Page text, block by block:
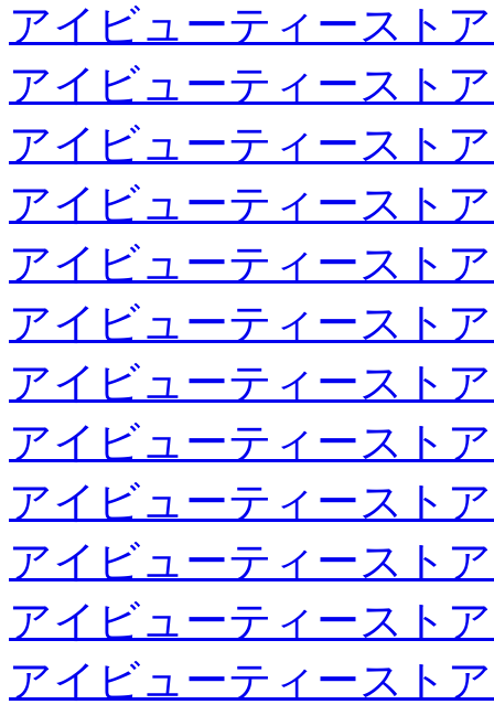
アイビューティースト
アイビューティースト
アイビューティースト
アイビューティースト
アイビューティースト
アイビューティースト
アイビューティースト
アイビューティースト
アイビューティースト
アイビューティースト
アイビューティースト
アイビューティースト